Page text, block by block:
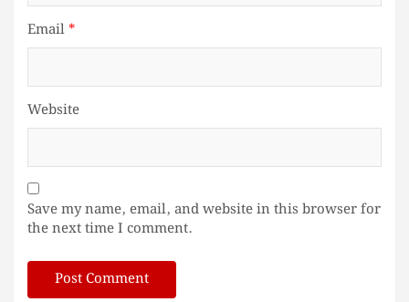
Email*
Website
Save my name, email, and website in this browser for
the next time I comment.